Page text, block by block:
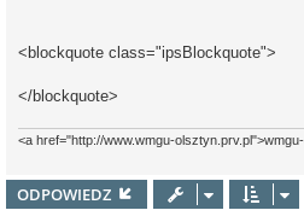
<blockquote class="ipsBlockquote">
</blockquote>
<a href="http://www.wmgu-
ODPOWIEDZ